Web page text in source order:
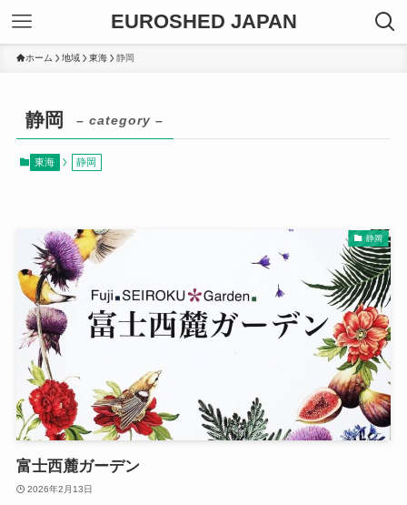
EUROSHED JAPAN
ホーム 地域 東海 静岡
静岡 – category –
東海 静岡
静岡
富士西麓ガーデン
2026年2月13日